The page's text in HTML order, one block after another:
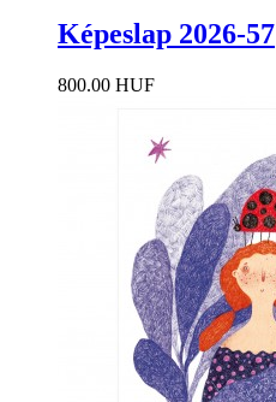
Képeslap 2026-57
800.00 HUF